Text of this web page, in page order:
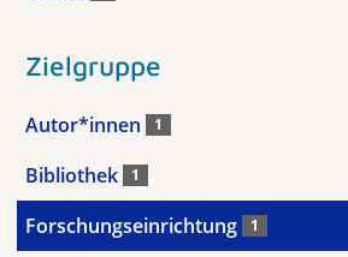
Zielgruppe
Autor*innen 1
Bibliothek 1
Forschungseinrichtung 1